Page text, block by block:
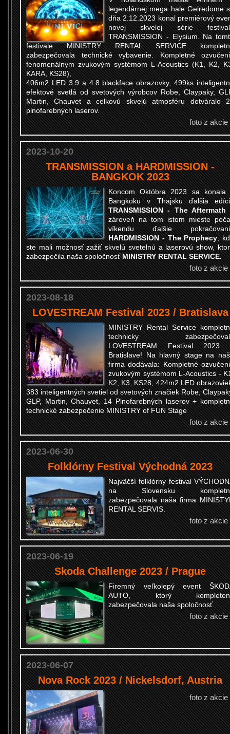
legendárnej mega hale Gelredome
dňa 2.12.2023 konal premiérový
novej skvelej série
TRANSMISSION - Elysium. Na
festivale MINISTRY RENTAL SERVICE
zabezpečovala technické vybavenie. Kompletné
fenomenálnym zvukovým systémom L-Acoustics (K1, K2,
KARA, KS28),
406m2 LED 3.9 a 4.8 blackface obrazovky, 499ks
efektové svetlá od svetových výrobcov Robe, Claypaky,
Martin, Chauvet a celkovú skvelú atmosféru dotváralo
plnofarebných laserov.
foto z akcie
2023-10-20
TRANSMISSION a HARDMISSION -
BANGKOK 2023
Koncom Októbra 2023 sa konala
Bangkoku v Thajsku ďalšia
TRANSMISSION - The Aftermath
zároveň na tom istom mieste
víkendu ďalšie
HARDMISSION - The Prophecy,
ste mali možnosť zažiť skvelú svetelnú a laserovú show,
zabezpečila naša spoločnosťMINISTRY RENTAL SERVICE.
foto z akcie
2023-08-18
LOVESTREAM Festival 2023 / Bratislava
MINISTRY Rental Service
technicky
LOVESTREAM Festival 2023
Bratislave! Na hlavný stage na
firma dodávala: Kompletné
zvukovým systémom L-Acoustics -
K2, K3, KS28, 424m2 LED
383 inteligentných svetiel od svetových značiek Robe,
GLP, Martin, Chauvet, 14 Plnofarebných laserov +
technické zabezpečenie MINISTRY of FUN Stage
foto z akcie
2023-06-30
Folklórny Festival Východná 2023
Najväčší folklórny festival
na Slovensku
zabezpečovala naša firma
RENTAL SERVIS.
foto z akcie
2023-06-19
Skoda Challenge 2023 / Prague
Firemný veľkolepý event
AUTO, ktorý
zabezpečovala naša spoločnosť.
foto z akcie
2023-06-07
Nova Rock 2023 / Nickelsdorf, Austria
foto z akcie